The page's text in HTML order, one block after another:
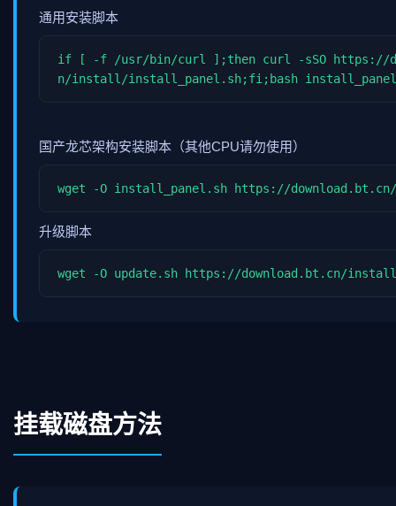
通用安装脚本
if [ -f /usr/bin/curl ];then curl -sSO https://
n/install/install_panel.sh;fi;bash
国产龙芯架构安装脚本（其他CPU请勿使用）
wget -O install_panel.sh https://
升级脚本
wget -O update.sh https://download.bt.cn/
挂载磁盘方法